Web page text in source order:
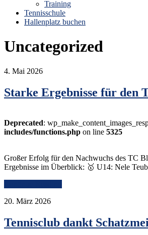
Training
Tennisschule
Hallenplatz buchen
Uncategorized
4. Mai 2026
Starke Ergebnisse für den
Deprecated:
includes/functions.php on line 5325
Großer Erfolg für den Nachwuchs des TC
Ergebnisse im Überblick: 🥇 U14: Nele
20. März 2026
Tennisclub dankt